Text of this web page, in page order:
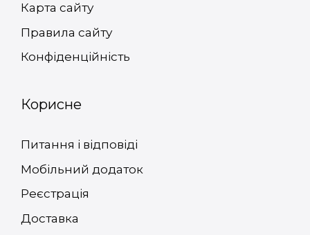
Карта сайту
Правила сайту
Конфіденційність
Корисне
Питання і відповіді
Мобільний додаток
Реєстрація
Доставка